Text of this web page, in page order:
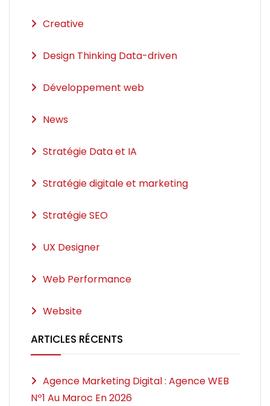
Creative
Design Thinking Data-driven
Développement web
News
Stratégie Data et IA
Stratégie digitale et marketing
Stratégie SEO
UX Designer
Web Performance
Website
ARTICLES RÉCENTS
Agence Marketing Digital : Agence WEB
Nº1 Au Maroc En 2026